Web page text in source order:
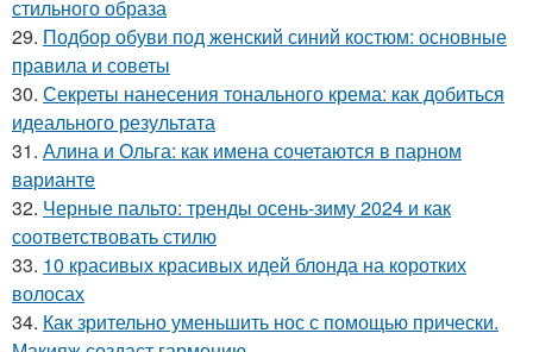
стильного образа
29. Подбор обуви под женский синий костюм: основные
правила и советы
30. Секреты нанесения тонального крема: как добиться
идеального результата
31. Алина и Ольга: как имена сочетаются в парном
варианте
32. Черные пальто: тренды осень-зиму 2024 и как
соответствовать стилю
33. 10 красивых красивых идей блонда на коротких
волосах
34. Как зрительно уменьшить нос с помощью прически.